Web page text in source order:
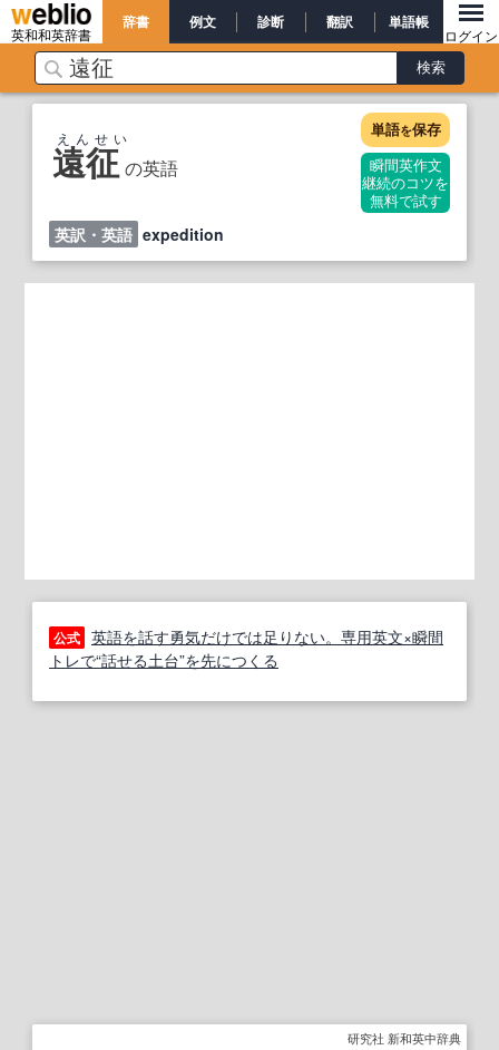
英和和英辞書
辞書 例文 診断 翻訳 単語帳
ログイン
遠征 の英語
えんせい 単語を保存
瞬間英作文
継続のコツを
無料で試す
英訳・英語 expedition
公式 英語を話す勇気だけでは足りない。専用英文×瞬間
トレで“話せる土台”を先につくる
研究社 新和英中辞典